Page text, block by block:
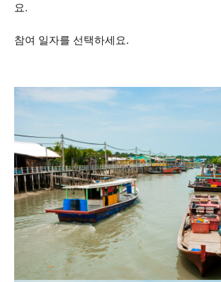
요.
참여 일자를 선택하세요.